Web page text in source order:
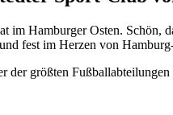
im Hamburger Osten. Schön,
fest im Herzen von
größten Fußballabteilungen